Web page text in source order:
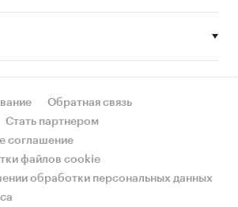
факторов, влияющих на рынок
конкурентов
тенденций и перспектив
кризисов на отрасль
Обратная связь
Стать партнером
соглашение
файлов cookie
обработки персональных данных